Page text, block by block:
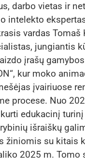
darbo vietas ir
intelekto
vardas Tomaš
jungiantis
įrašų
kur moko
įvairiuose
procese. Nuo
edukacinį
išraiškų
žiniomis su kitais
2025 m. Tomo